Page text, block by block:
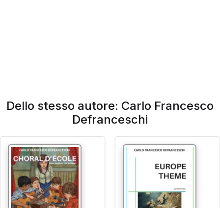
Dello stesso autore: Carlo Francesco
Defranceschi